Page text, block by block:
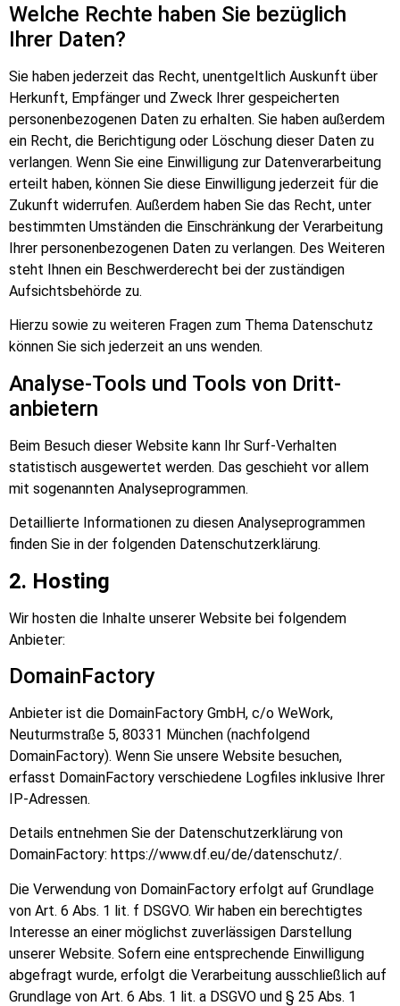
Welche Rechte haben Sie bezüglich
Ihrer Daten?
Sie haben jederzeit das Recht, unentgeltlich Auskunft über
Herkunft, Empfänger und Zweck Ihrer gespeicherten
personenbezogenen Daten zu erhalten. Sie haben außerdem
ein Recht, die Berichtigung oder Löschung dieser Daten zu
verlangen. Wenn Sie eine Einwilligung zur Datenverarbeitung
erteilt haben, können Sie diese Einwilligung jederzeit für die
Zukunft widerrufen. Außerdem haben Sie das Recht, unter
bestimmten Umständen die Einschränkung der Verarbeitung
Ihrer personenbezogenen Daten zu verlangen. Des Weiteren
steht Ihnen ein Beschwerderecht bei der zuständigen
Aufsichtsbehörde zu.
Hierzu sowie zu weiteren Fragen zum Thema Datenschutz
können Sie sich jederzeit an uns wenden.
Analyse-Tools und Tools von Dritt­
anbietern
Beim Besuch dieser Website kann Ihr Surf-Verhalten
statistisch ausgewertet werden. Das geschieht vor allem
mit sogenannten Analyseprogrammen.
Detaillierte Informationen zu diesen Analyseprogrammen
finden Sie in der folgenden Datenschutzerklärung.
2. Hosting
Wir hosten die Inhalte unserer Website bei folgendem
Anbieter:
DomainFactory
Anbieter ist die DomainFactory GmbH, c/o WeWork,
Neuturmstraße 5, 80331 München (nachfolgend
DomainFactory). Wenn Sie unsere Website besuchen,
erfasst DomainFactory verschiedene Logfiles inklusive Ihrer
IP-Adressen.
Details entnehmen Sie der Datenschutzerklärung von
DomainFactory: https://www.df.eu/de/datenschutz/.
Die Verwendung von DomainFactory erfolgt auf Grundlage
von Art. 6 Abs. 1 lit. f DSGVO. Wir haben ein berechtigtes
Interesse an einer möglichst zuverlässigen Darstellung
unserer Website. Sofern eine entsprechende Einwilligung
abgefragt wurde, erfolgt die Verarbeitung ausschließlich auf
Grundlage von Art. 6 Abs. 1 lit. a DSGVO und § 25 Abs. 1